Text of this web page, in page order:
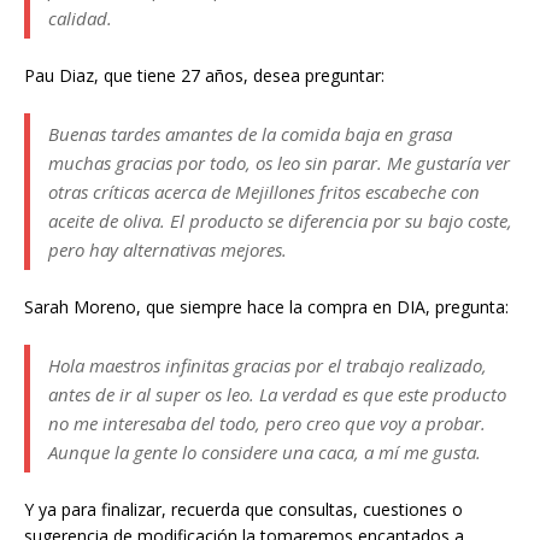
calidad.
Pau Diaz, que tiene 27 años, desea preguntar:
Buenas tardes amantes de la comida baja en grasa
muchas gracias por todo, os leo sin parar. Me gustaría ver
otras críticas acerca de Mejillones fritos escabeche con
aceite de oliva. El producto se diferencia por su bajo coste,
pero hay alternativas mejores.
Sarah Moreno, que siempre hace la compra en DIA, pregunta:
Hola maestros infinitas gracias por el trabajo realizado,
antes de ir al super os leo. La verdad es que este producto
no me interesaba del todo, pero creo que voy a probar.
Aunque la gente lo considere una caca, a mí me gusta.
Y ya para finalizar, recuerda que consultas, cuestiones o